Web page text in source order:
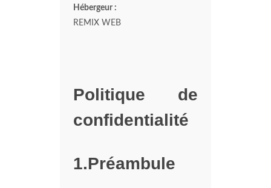
Hébergeur :
REMIX WEB
Politique de
confidentialité
1.Préambule